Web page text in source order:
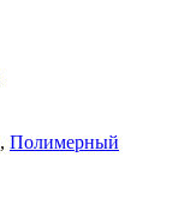
, Полимерный